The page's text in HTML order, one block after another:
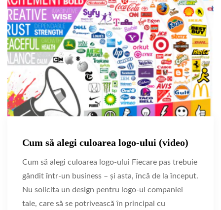
Cum să alegi culoarea logo-ului (video)
Cum să alegi culoarea logo-ului Fiecare pas trebuie
gândit într-un business – și asta, încă de la început.
Nu solicita un design pentru logo-ul companiei
tale, care să se potrivească în principal cu